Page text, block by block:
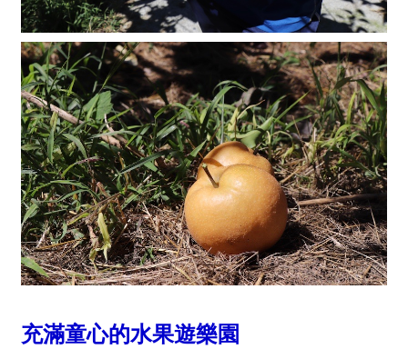
充滿童心的水果遊樂園